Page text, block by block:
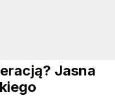
Jasna